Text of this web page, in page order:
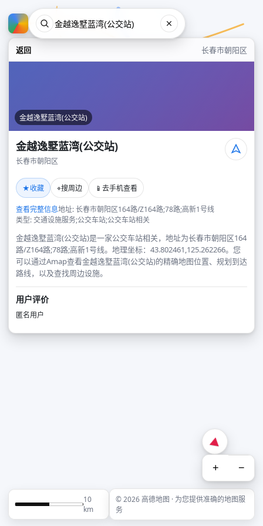
返回 长春市朝阳区
金越逸墅蓝湾(公交站)
金越逸墅蓝湾(公交站)
长春市朝阳区
★收藏 ⌖搜周边 📱 去手机查看
查看完整信息地址: 长春市朝阳区164路/Z164路;78路;高新1号线
类型: 交通设施服务;公交车站;公交车站相关
金越逸墅蓝湾(公交站)是一家公交车站相关，地址为长春市朝阳区164
路/Z164路;78路;高新1号线。地理坐标：43.802461,125.262266。您
可以通过Amap查看金越逸墅蓝湾(公交站)的精确地图位置、规划到达
路线，以及查找周边设施。
用户评价
匿名用户
+ −
10
km
© 2026 高德地图 · 为您提供准确的地图服
务